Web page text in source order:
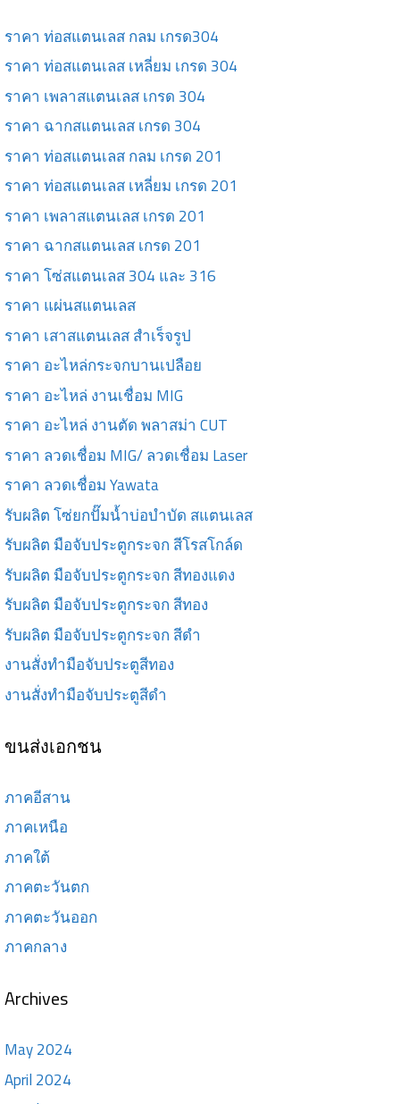
ราคา ท่อสแตนเลส กลม เกรด304
ราคา ท่อสแตนเลส เหลี่ยม เกรด 304
ราคา เพลาสแตนเลส เกรด 304
ราคา ฉากสแตนเลส เกรด 304
ราคา ท่อสแตนเลส กลม เกรด 201
ราคา ท่อสแตนเลส เหลี่ยม เกรด 201
ราคา เพลาสแตนเลส เกรด 201
ราคา ฉากสแตนเลส เกรด 201
ราคา โซ่สแตนเลส 304 และ 316
ราคา แผ่นสแตนเลส
ราคา เสาสแตนเลส สำเร็จรูป
ราคา อะไหล่กระจกบานเปลือย
ราคา อะไหล่ งานเชื่อม MIG
ราคา อะไหล่ งานตัด พลาสม่า CUT
ราคา ลวดเชื่อม MIG/ ลวดเชื่อม Laser
ราคา ลวดเชื่อม Yawata
รับผลิต โซ่ยกปั๊มน้ำบ่อบำบัด สแตนเลส
รับผลิต มือจับประตูกระจก สีโรสโกล์ด
รับผลิต มือจับประตูกระจก สีทองแดง
รับผลิต มือจับประตูกระจก สีทอง
รับผลิต มือจับประตูกระจก สีดำ
งานสั่งทำมือจับประตูสีทอง
งานสั่งทำมือจับประตูสีดำ
ขนส่งเอกชน
ภาคอีสาน
ภาคเหนือ
ภาคใต้
ภาคตะวันตก
ภาคตะวันออก
ภาคกลาง
Archives
May 2024
April 2024